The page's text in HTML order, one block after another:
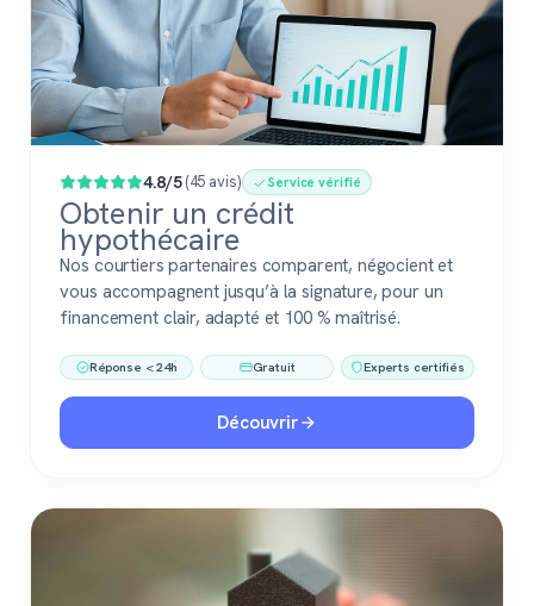
4.8/5(45 avis) Service vérifié
Obtenir un crédit
hypothécaire
Nos courtiers partenaires comparent, négocient et
vous accompagnent jusqu’à la signature, pour un
financement clair, adapté et 100 % maîtrisé.
Réponse < 24h Gratuit Experts certifiés
Découvrir